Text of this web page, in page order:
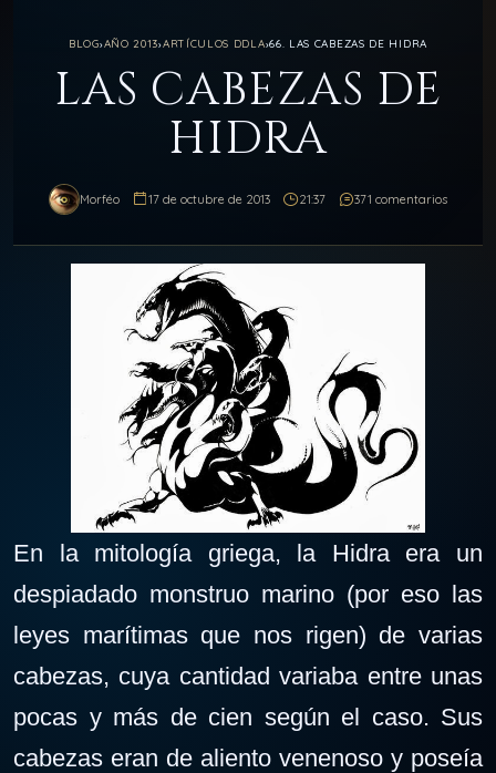
BLOG›AÑO 2013›ARTÍCULOS DDLA›66. LAS CABEZAS DE HIDRA
LAS CABEZAS DE
HIDRA
Morféo 17 de octubre de 2013 21:37 371 comentarios
En la mitología griega, la Hidra era un
despiadado monstruo marino (por eso las
leyes marítimas que nos rigen) de varias
cabezas, cuya cantidad variaba entre unas
pocas y más de cien según el caso. Sus
cabezas eran de aliento venenoso y poseía